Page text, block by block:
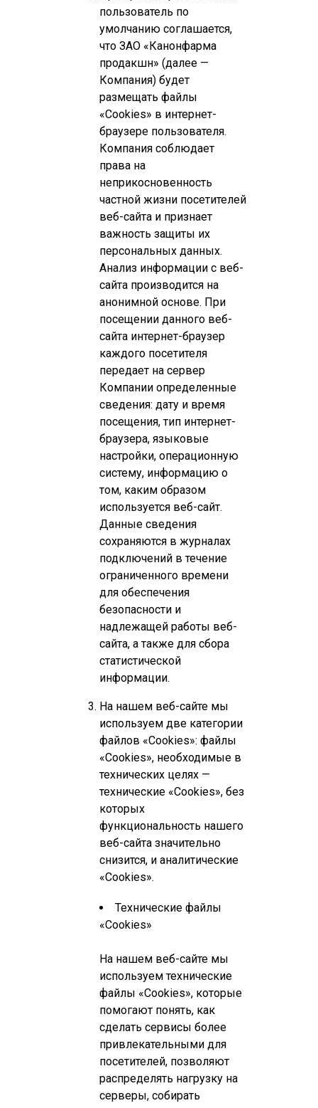
пользователь по
умолчанию соглашается,
что ЗАО «Канонфарма
продакшн» (далее —
Компания) будет
размещать файлы
«Cookies» в интернет-
браузере пользователя.
Компания соблюдает
права на
неприкосновенность
частной жизни посетителей
веб-сайта и признает
важность защиты их
персональных данных.
Анализ информации с веб-
сайта производится на
анонимной основе. При
посещении данного веб-
сайта интернет-браузер
каждого посетителя
передает на сервер
Компании определенные
сведения: дату и время
посещения, тип интернет-
браузера, языковые
настройки, операционную
систему, информацию о
том, каким образом
используется веб-сайт.
Данные сведения
сохраняются в журналах
подключений в течение
ограниченного времени
для обеспечения
безопасности и
надлежащей работы веб-
сайта, а также для сбора
статистической
информации.
На нашем веб-сайте мы
используем две категории
файлов «Cookies»: файлы
«Cookies», необходимые в
технических целях —
технические «Cookies», без
которых
функциональность нашего
веб-сайта значительно
снизится, и аналитические
«Cookies».
Технические файлы
«Cookies»
На нашем веб-сайте мы
используем технические
файлы «Cookies», которые
помогают понять, как
сделать сервисы более
привлекательными для
посетителей, позволяют
распределять нагрузку на
серверы, собирать